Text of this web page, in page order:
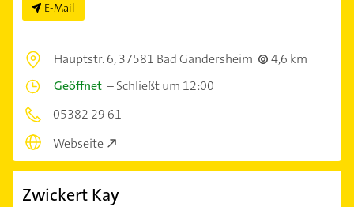
E-Mail
Hauptstr. 6,37581 Bad Gandersheim
4,6 km
Geöffnet –Schließt um 12:00
05382 29 61
Webseite
Zwickert Kay